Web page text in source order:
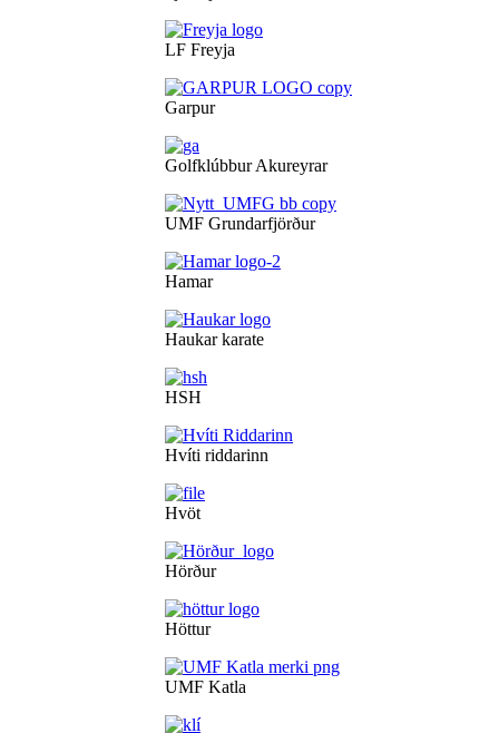
LF Freyja
Garpur
Golfklúbbur Akureyrar
UMF Grundarfjörður
Hamar
Haukar karate
HSH
Hvíti riddarinn
Hvöt
Hörður
Höttur
UMF Katla